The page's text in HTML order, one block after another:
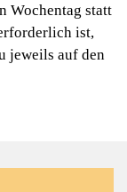
Wochentag statt
ist,
jeweils auf den